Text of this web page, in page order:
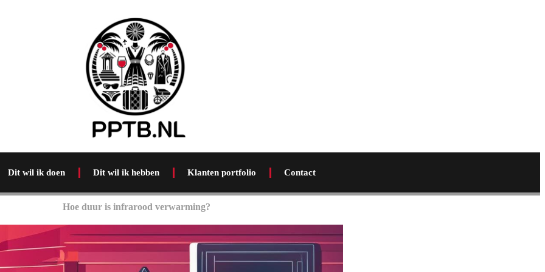
Dit wil ik doen Dit wil ik hebben Klanten portfolio Contact
Hoe duur is infrarood verwarming?